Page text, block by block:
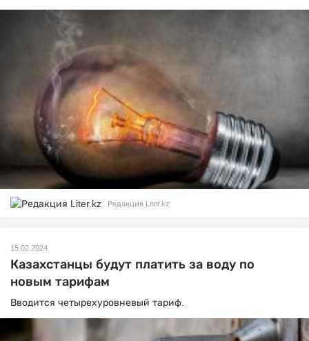
Редакция Liter.kz
15.02.2024
Казахстанцы будут платить за воду по
новым тарифам
Вводится четырехуровневый тариф.